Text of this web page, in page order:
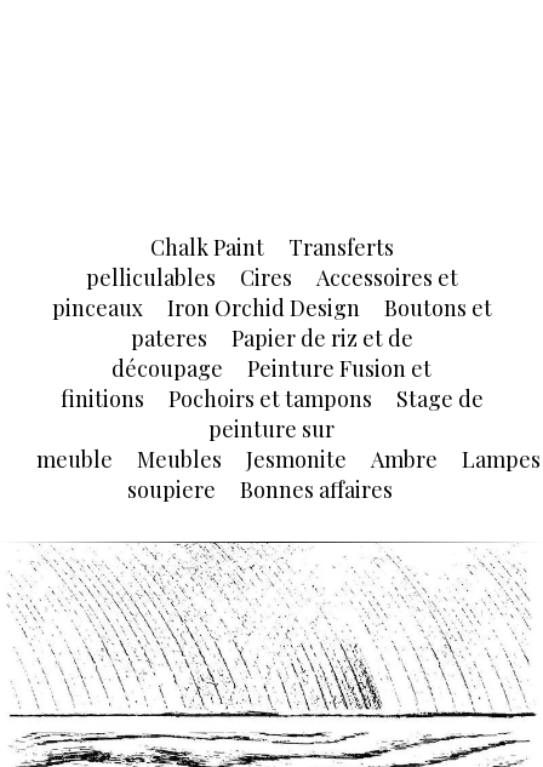
Chalk Paint
Transferts
pelliculables
Cires
Accessoires et
pinceaux
Iron Orchid Design
Boutons et
pateres
Papier de riz et de
découpage
Peinture Fusion et
finitions
Pochoirs et tampons
Stage de
peinture sur
meuble
Meubles Jesmonite Ambre
Lampes
soupiere
Bonnes affaires